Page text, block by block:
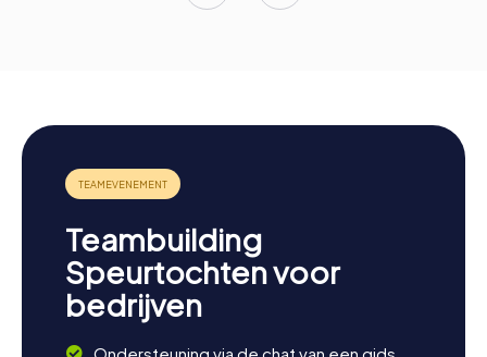
Teambuilding
Speurtochten voor
bedrijven